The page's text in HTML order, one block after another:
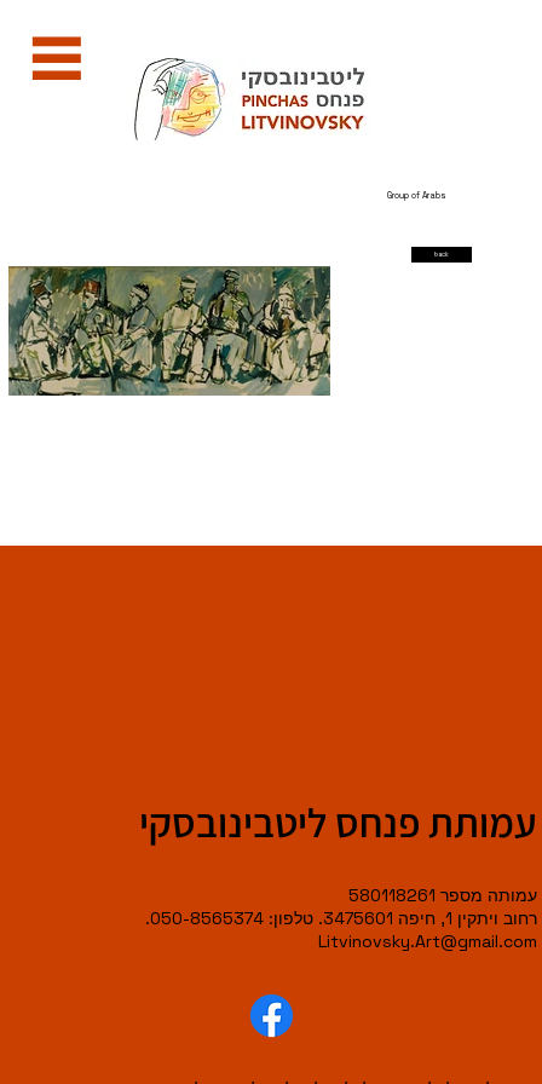
Group of Arabs
back
עמותת פנחס ליטבינובסקי
עמותה מספר 580118261
רחוב ויתקין 1, חיפה 3475601. טלפון: 050-8565374.
Litvinovsky.Art@gmail.com